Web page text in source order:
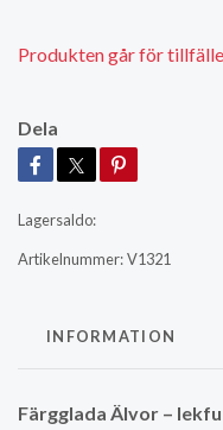
Produkten går för
Dela
Lagersaldo:
Artikelnummer:V1321
INFORMATION
Färgglada Älvor –